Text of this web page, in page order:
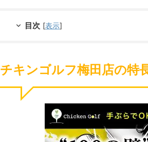
目次 [表示]
チキンゴルフ梅田店の特